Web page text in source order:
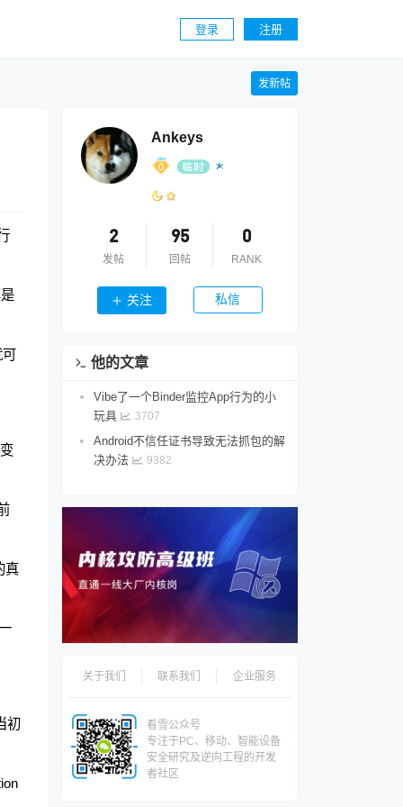
登录 注册
发新帖
可
真
初
Ankeys
2
发帖
95
回帖
0
RANK
关注 私信
他的文章
Vibe了一个Binder监控App行为的小
玩具
3707
Android不信任证书导致无法抓包的解
决办法
9382
关于我们 联系我们 企业服务
看雪公众号
专注于PC、移动、智能设备
安全研究及逆向工程的开发
者社区